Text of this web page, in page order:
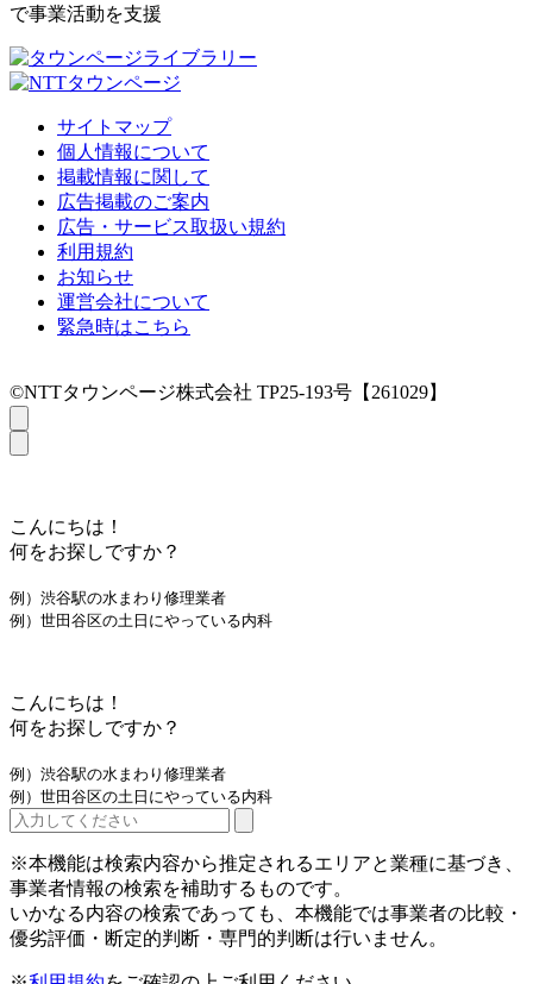
で事業活動を支援
サイトマップ
個人情報について
掲載情報に関して
広告掲載のご案内
広告・サービス取扱い規約
利用規約
お知らせ
運営会社について
緊急時はこちら
©NTTタウンページ株式会社 TP25-193号【261029】
こんにちは！
何をお探しですか？
例）渋谷駅の水まわり修理業者
例）世田谷区の土日にやっている内科
こんにちは！
何をお探しですか？
例）渋谷駅の水まわり修理業者
例）世田谷区の土日にやっている内科
※本機能は検索内容から推定されるエリアと業種に基づき、
事業者情報の検索を補助するものです。
いかなる内容の検索であっても、本機能では事業者の比較・
優劣評価・断定的判断・専門的判断は行いません。